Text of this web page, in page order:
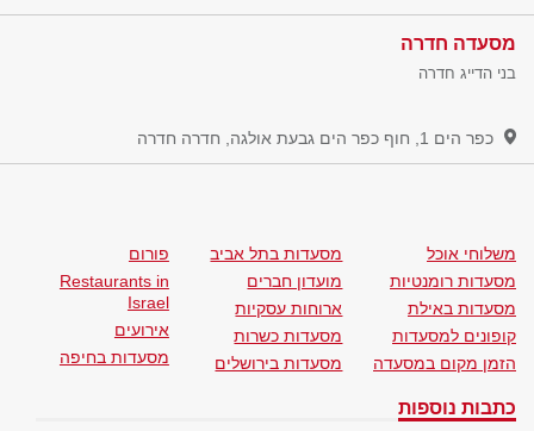
מסעדה חדרה
בני הדייג חדרה
כפר הים 1, חוף כפר הים גבעת אולגה, חדרה חדרה
משלוחי אוכל
מסעדות רומנטיות
מסעדות באילת
קופונים למסעדות
הזמן מקום במסעדה
מסעדות בתל אביב
מועדון חברים
ארוחות עסקיות
מסעדות כשרות
מסעדות בירושלים
פורום
Restaurants in
Israel
אירועים
מסעדות בחיפה
כתבות נוספות